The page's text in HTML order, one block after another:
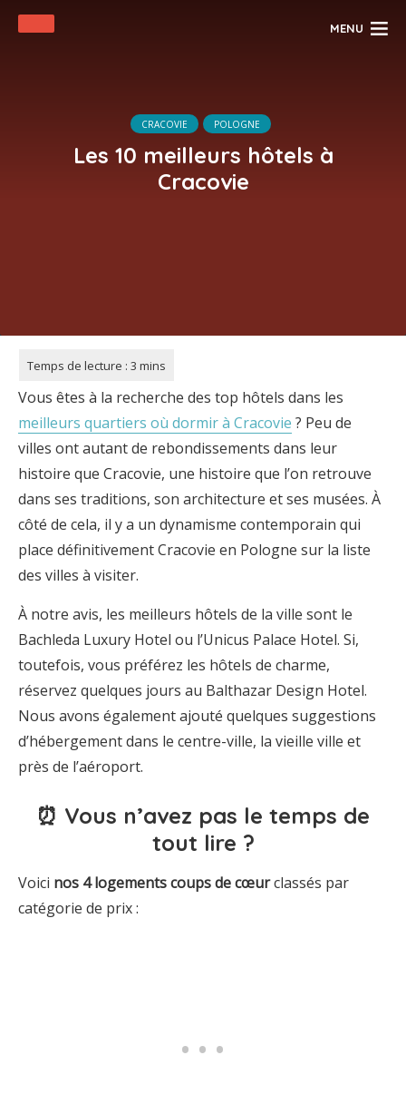
MENU
CRACOVIE POLOGNE
Les 10 meilleurs hôtels à
Cracovie
Vous êtes à la recherche des top hôtels dans les
meilleurs quartiers où dormir à Cracovie ? Peu de
villes ont autant de rebondissements dans leur
histoire que Cracovie, une histoire que l’on retrouve
dans ses traditions, son architecture et ses musées. À
côté de cela, il y a un dynamisme contemporain qui
place définitivement Cracovie en Pologne sur la liste
des villes à visiter.
À notre avis, les meilleurs hôtels de la ville sont le
Bachleda Luxury Hotel ou l’Unicus Palace Hotel. Si,
toutefois, vous préférez les hôtels de charme,
réservez quelques jours au Balthazar Design Hotel.
Nous avons également ajouté quelques suggestions
d’hébergement dans le centre-ville, la vieille ville et
près de l’aéroport.
⏰ Vous n’avez pas le temps de
tout lire ?
Voici nos 4 logements coups decœurclassés par
catégorie de prix :